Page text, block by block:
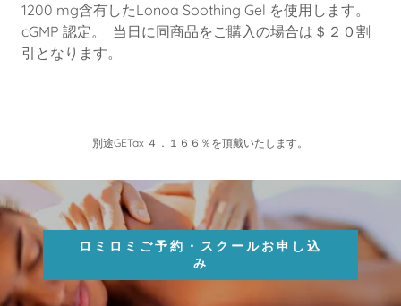
1200 mg含有したLonoa Soothing Gel を使用します。
cGMP 認定。 当日に同商品をご購入の場合は＄２０割
引となります。
別途GETax ４．１６６％を頂戴いたします。
ロミロミご予約・スクールお申し込
み